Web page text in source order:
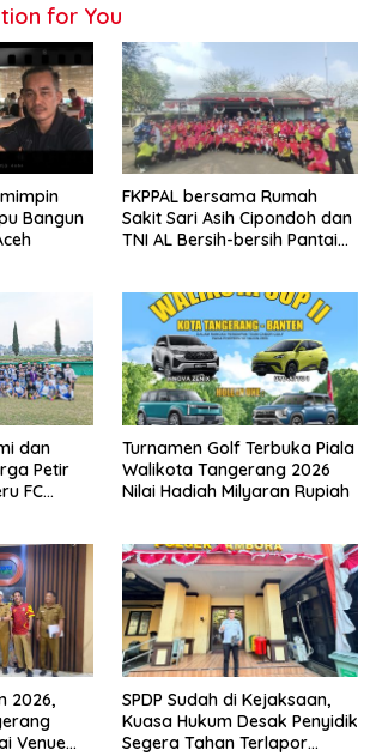
for You
Bangun
FKPPAL bersama Rumah
Sakit Sari Asih Cipondoh dan
TNI AL Bersih-bersih Pantai
dan
Petir
FC
Turnamen Golf Terbuka Piala
Walikota Tangerang 2026
Nilai Hadiah Milyaran Rupiah
2026,
Venue
SPDP Sudah di Kejaksaan,
Kuasa Hukum Desak Penyidik
Segera Tahan Terlapor